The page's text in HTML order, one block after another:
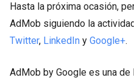
Hasta la próxima ocasión,
AdMob siguiendo la
Twitter, LinkedIn y Google+.
AdMob by Google es una